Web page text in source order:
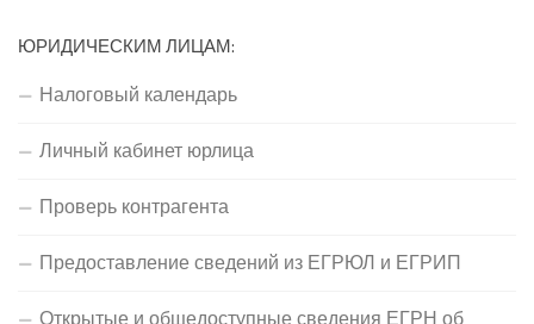
ЮРИДИЧЕСКИМ ЛИЦАМ:
Налоговый календарь
Личный кабинет юрлица
Проверь контрагента
Предоставление сведений из ЕГРЮЛ и ЕГРИП